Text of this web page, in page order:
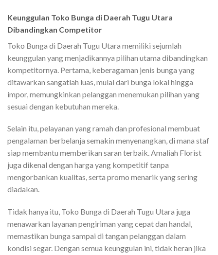
Keunggulan Toko Bunga di Daerah Tugu Utara
Dibandingkan Competitor
Toko Bunga di Daerah Tugu Utara memiliki sejumlah
keunggulan yang menjadikannya pilihan utama dibandingkan
kompetitornya. Pertama, keberagaman jenis bunga yang
ditawarkan sangatlah luas, mulai dari bunga lokal hingga
impor, memungkinkan pelanggan menemukan pilihan yang
sesuai dengan kebutuhan mereka.
Selain itu, pelayanan yang ramah dan profesional membuat
pengalaman berbelanja semakin menyenangkan, di mana staf
siap membantu memberikan saran terbaik. Amaliah Florist
juga dikenal dengan harga yang kompetitif tanpa
mengorbankan kualitas, serta promo menarik yang sering
diadakan.
Tidak hanya itu, Toko Bunga di Daerah Tugu Utara juga
menawarkan layanan pengiriman yang cepat dan handal,
memastikan bunga sampai di tangan pelanggan dalam
kondisi segar. Dengan semua keunggulan ini, tidak heran jika